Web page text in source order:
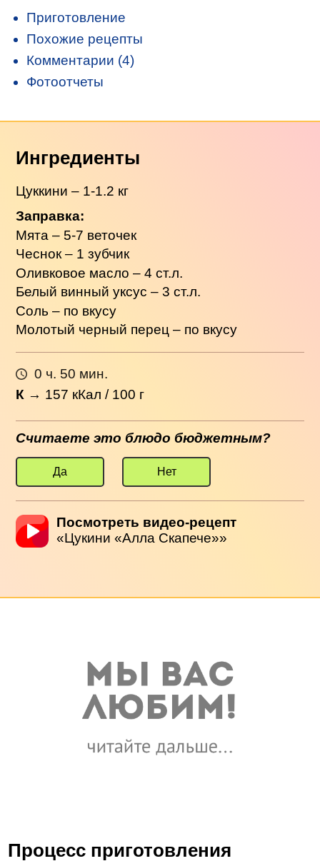
Приготовление
Похожие рецепты
Комментарии (4)
Фотоотчеты
Ингредиенты
Цуккини – 1-1.2 кг
Заправка:
Мята – 5-7 веточек
Чеснок – 1 зубчик
Оливковое масло – 4 ст.л.
Белый винный уксус – 3 ст.л.
Соль – по вкусу
Молотый черный перец – по вкусу
0 ч. 50 мин.
К → 157 кКал / 100 г
Считаете это блюдо бюджетным?
Да Нет
Посмотреть видео-рецепт
«Цукини «Алла Скапече»»
Процесс приготовления